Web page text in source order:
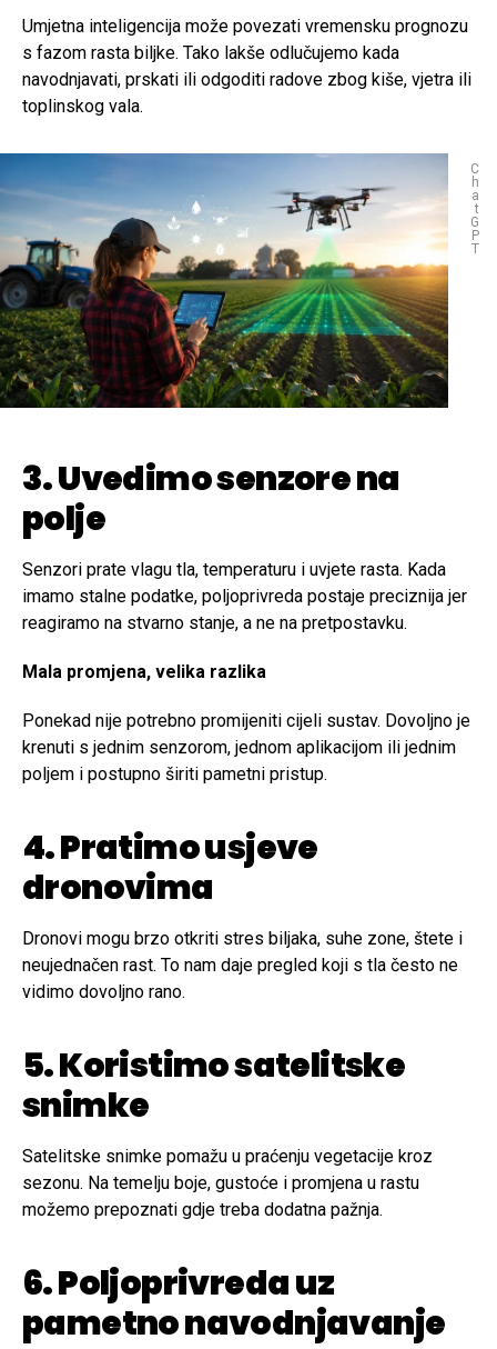
Umjetna inteligencija može povezati vremensku prognozu
s fazom rasta biljke. Tako lakše odlučujemo kada
navodnjavati, prskati ili odgoditi radove zbog kiše, vjetra ili
toplinskog vala.
C
h
a
t
G
P
T
3. Uvedimo senzore na
polje
Senzori prate vlagu tla, temperaturu i uvjete rasta. Kada
imamo stalne podatke, poljoprivreda postaje preciznija jer
reagiramo na stvarno stanje, a ne na pretpostavku.
Mala promjena, velika razlika
Ponekad nije potrebno promijeniti cijeli sustav. Dovoljno je
krenuti s jednim senzorom, jednom aplikacijom ili jednim
poljem i postupno širiti pametni pristup.
4. Pratimo usjeve
dronovima
Dronovi mogu brzo otkriti stres biljaka, suhe zone, štete i
neujednačen rast. To nam daje pregled koji s tla često ne
vidimo dovoljno rano.
5. Koristimo satelitske
snimke
Satelitske snimke pomažu u praćenju vegetacije kroz
sezonu. Na temelju boje, gustoće i promjena u rastu
možemo prepoznati gdje treba dodatna pažnja.
6. Poljoprivreda uz
pametno navodnjavanje